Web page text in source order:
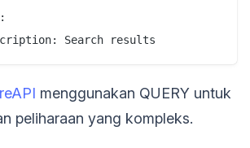
menggunakan QUERY untuk
peliharaan yang kompleks.